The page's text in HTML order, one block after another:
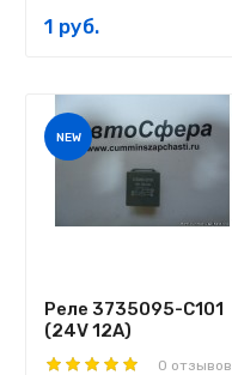
1 руб.
NEW
Реле 3735095-C101
(24V 12A)
0 отзывов